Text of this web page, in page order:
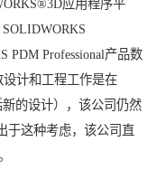
应用程序平
PDM Professional产品数
设计和工程工作是在
的设计），该公司仍然
于这种考虑，该公司直